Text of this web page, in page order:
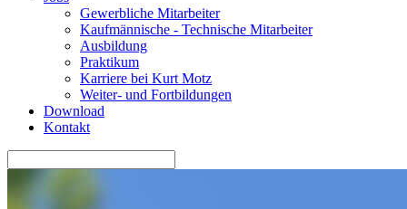
Gewerbliche Mitarbeiter
Kaufmännische - Technische Mitarbeiter
Ausbildung
Praktikum
Karriere bei Kurt Motz
Weiter- und Fortbildungen
Download
Kontakt